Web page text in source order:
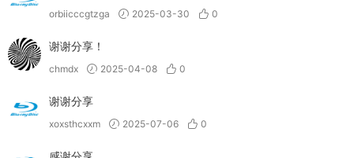
orbiicccgtzga 2025-03-30 0
谢谢分享！
chmdx 2025-04-08 0
谢谢分享
xoxsthcxxm 2025-07-06 0